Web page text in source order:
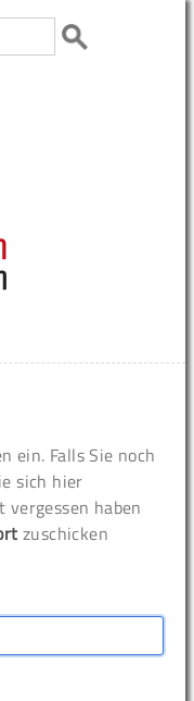
ein. Falls Sie noch
sich hier
vergessen haben
zuschicken